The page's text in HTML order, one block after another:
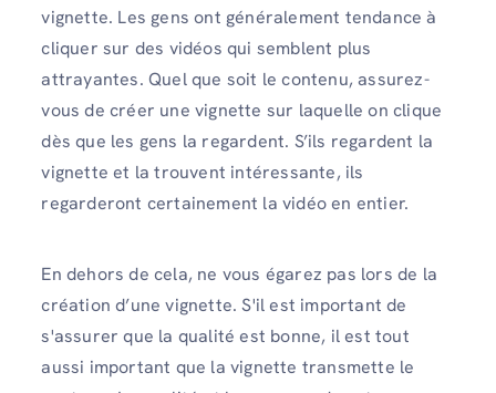
vignette. Les gens ont généralement tendance à
cliquer sur des vidéos qui semblent plus
attrayantes. Quel que soit le contenu, assurez-
vous de créer une vignette sur laquelle on clique
dès que les gens la regardent. S’ils regardent la
vignette et la trouvent intéressante, ils
regarderont certainement la vidéo en entier.
En dehors de cela, ne vous égarez pas lors de la
création d’une vignette. S'il est important de
s'assurer que la qualité est bonne, il est tout
aussi important que la vignette transmette le